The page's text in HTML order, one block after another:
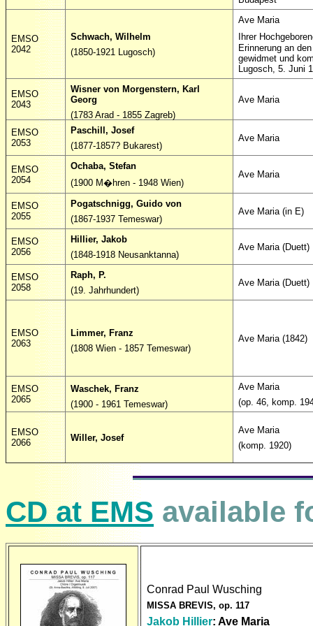
EMSO
2042
Schwach, Wilhelm
(1850-1921 Lugosch)
Ave Maria
Ihrer
Erinnerung an
gewidmet und
Lugosch, 5. Juni
EMSO
2043
Wisner von Morgenstern, Karl
Georg
(1783 Arad - 1855 Zagreb)
Ave Maria
EMSO
2053
Paschill, Josef
(1877-1857? Bukarest)
Ave Maria
EMSO
2054
Ochaba, Stefan
(1900 M�hren - 1948 Wien)
Ave Maria
EMSO
2055
Pogatschnigg, Guido von
(1867-1937 Temeswar)
Ave Maria (in E)
EMSO
2056
Hillier, Jakob
(1848-1918 Neusanktanna)
Ave Maria (Duett)
EMSO
2058
Raph, P.
(19. Jahrhundert)
Ave Maria (Duett)
EMSO
2063
Limmer, Franz
(1808 Wien - 1857 Temeswar)
Ave Maria (1842)
EMSO
2065
Waschek, Franz
(1900 - 1961 Temeswar)
Ave Maria
(op. 46, komp.
EMSO
2066
Willer, Josef
Ave Maria
(komp. 1920)
CD at EMS available
Conrad Paul Wusching
MISSA BREVIS, op. 117
Jakob Hillier: Ave Maria